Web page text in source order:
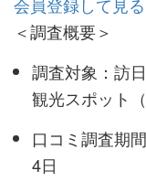
＜調査概要＞
調査対象：訪
観光スポット
口コミ調査期
4日